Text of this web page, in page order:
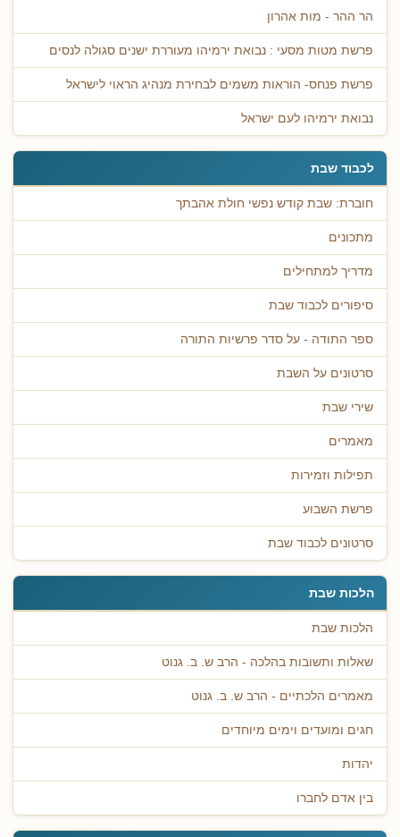
הר ההר - מות אהרון
פרשת מטות מסעי : נבואת ירמיהו מעוררת ישנים סגולה לנסים
פרשת פנחס- הוראות משמים לבחירת מנהיג הראוי לישראל
נבואת ירמיהו לעם ישראל
לכבוד שבת
חוברת: שבת קודש נפשי חולת אהבתך
מתכונים
מדריך למתחילים
סיפורים לכבוד שבת
ספר התודה - על סדר פרשיות התורה
סרטונים על השבת
שירי שבת
מאמרים
תפילות וזמירות
פרשת השבוע
סרטונים לכבוד שבת
הלכות שבת
הלכות שבת
שאלות ותשובות בהלכה - הרב ש. ב. גנוט
מאמרים הלכתיים - הרב ש. ב. גנוט
חגים ומועדים וימים מיוחדים
יהדות
בין אדם לחברו